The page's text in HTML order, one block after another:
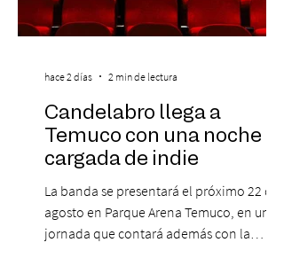
Candelabro llega a
Temuco con una noche
cargada de indie
La banda se presentará el próximo 22 de
agosto en Parque Arena Temuco, en una
jornada que contará además con la
hace 2 días 2 min de lectura